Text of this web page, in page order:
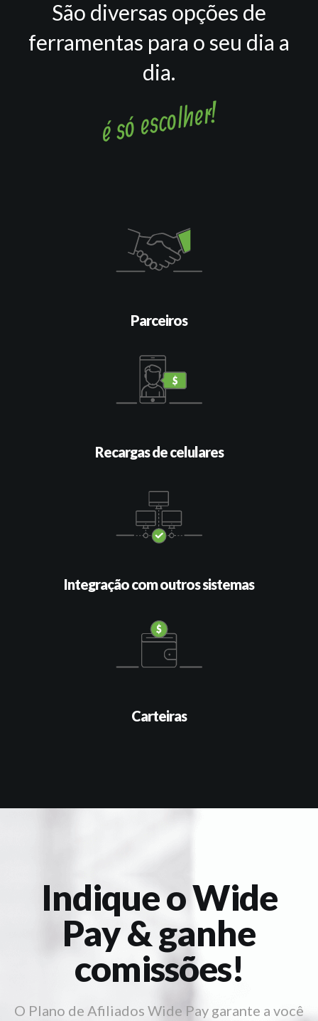
São diversas opções de
ferramentas para o seu dia a
dia.
é só escolher!
Parceiros
Recargas de celulares
Integração com outros sistemas
Carteiras
Indique o Wide
Pay & ganhe
comissões!
O Plano de Afiliados Wide Pay garante a você